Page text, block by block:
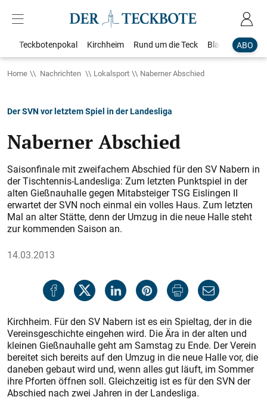
ABO
Teckbotenpokal Kirchheim Rund um die Teck Blaulicht
Home Nachrichten Lokalsport Naberner Abschied
Der SVN vor letztem Spiel in der Landesliga
Naberner Abschied
Saisonfinale mit zweifachem Abschied für den SV Nabern in
der Tischtennis-Landesliga: Zum letzten Punktspiel in der
alten Gießnauhalle gegen Mitabsteiger TSG Eislingen II
erwartet der SVN noch einmal ein volles Haus. Zum letzten
Mal an alter Stätte, denn der Umzug in die neue Halle steht
zur kommenden Saison an.
14.03.2013
Kirchheim. Für den SV Nabern ist es ein Spieltag, der in die
Vereinsgeschichte eingehen wird. Die Ära in der alten und
kleinen Gießnauhalle geht am Samstag zu Ende. Der Verein
bereitet sich bereits auf den Umzug in die neue Halle vor, die
daneben gebaut wird und, wenn alles gut läuft, im Sommer
ihre Pforten öffnen soll. Gleichzeitig ist es für den SVN der
Abschied nach zwei Jahren in der Landesliga.